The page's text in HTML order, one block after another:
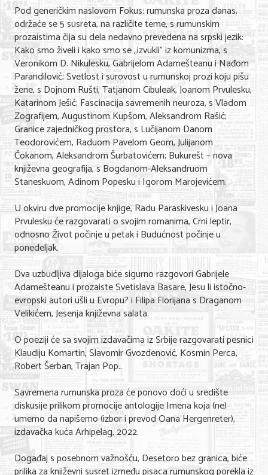
Pod generičkim naslovom Fokus: rumunska proza danas,
održaće se 5 susreta, na različite teme, s rumunskim
prozaistima čija su dela nedavno prevedena na srpski jezik:
Kako smo živeli i kako smo se „izvukli” iz komunizma, s
Veronikom D. Nikulesku, Gabrijelom Adamešteanu i Nađom
Parandilović; Svetlost i surovost u rumunskoj prozi koju pišu
žene, s Dojnom Rušti, Tatjanom Cibuleak, Joanom Prvulesku,
Katarinom Ješić; Fascinacija savremenih neuroza, s Vladom
Zografijem, Augustinom Kupšom, Aleksandrom Rašić;
Granice zajedničkog prostora, s Lučijanom Danom
Teodorovićem, Raduom Pavelom Geom, Julijanom
Čokanom, Aleksandrom Šurbatovićem; Bukurešt – nova
književna geografija, s Bogdanom-Aleksandruom
Staneskuom, Adinom Popesku i Igorom Marojevićem.
U okviru dve promocije knjige, Radu Paraskivesku i Joana
Prvulesku će razgovarati o svojim romanima, Crni leptir,
odnosno Život počinje u petak i Budućnost počinje u
ponedeljak.
Dva uzbudljiva dijaloga biće sigurno razgovori Gabrijele
Adamešteanu i prozaiste Svetislava Basare, Jesu li istočno-
evropski autori ušli u Evropu? i Filipa Florijana s Draganom
Velikićem, Jesenja književna salata.
O poeziji će sa svojim izdavačima iz Srbije razgovarati pesnici
Klaudiju Komartin, Slavomir Gvozdenović, Kosmin Perca,
Robert Šerban, Trajan Pop..
Savremena rumunska proza će ponovo doći u središte
diskusije prilikom promocije antologije Imena koja (ne)
umemo da napišemo (izbor i prevod Oana Hergenreter),
izdavačka kuća Arhipelag, 2022.
Događaj s posebnom važnošću, Desetoro bez granica, biće